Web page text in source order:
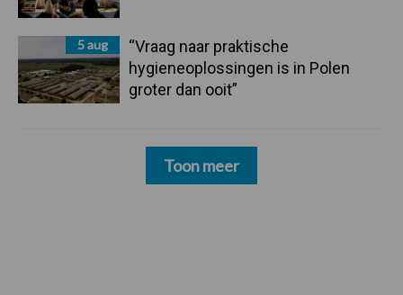
5 aug
“Vraag naar praktische
hygieneoplossingen is in Polen
groter dan ooit”
Toon meer